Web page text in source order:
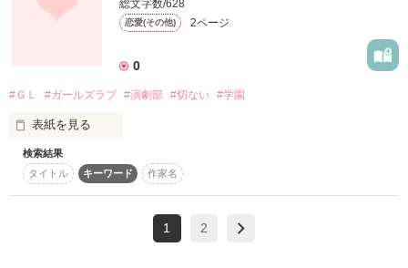
作品を読む
総文字数/628
恋愛(その他) 2ページ
0
#ＧＬ #ガールズラブ #演劇部 #切ない #学園
表紙を見る
∞†∝†∽†∞†∽†∝†∞
検索結果
タイトル
キーワード 作家名
1 2